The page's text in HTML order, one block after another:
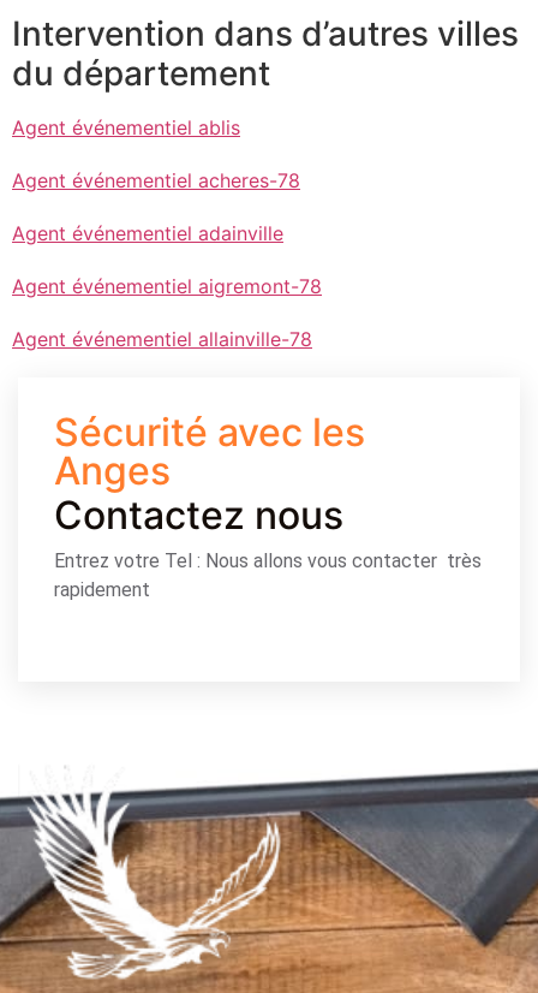
Intervention dans d’autres villes
du département
Agent événementiel ablis
Agent événementiel acheres-78
Agent événementiel adainville
Agent événementiel aigremont-78
Agent événementiel allainville-78
Sécurité avec les
Anges
Contactez nous
Entrez votre Tel : Nous allons vous contacter très
rapidement